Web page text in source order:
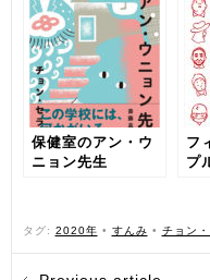
保健室のアン・ウ
ニョン先生
フ
プ
タグ: 2020年 • すんみ • チョン